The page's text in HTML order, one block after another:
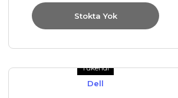
Stokta Yok
Tükendi
Dell